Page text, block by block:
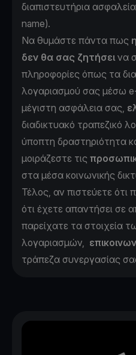
διαπιστευτήρια
name).
Να θυμάστε πάντα πως
δεν θα σας ζητήσεινα
πληροφορίες όπως τα
λογαριασμού σας μέσω
μέγιστη ασφάλεια σας,
διαδικτυακό τραπεζικό
ύποπτη δραστηριότητα
μοιράζεστε τις
στα μέσα κοινωνικής
Τέλος, αν πιστεύετε ότι
ότι έχετε απαντήσει σε
παρείχατε τα στοιχεία
λογαριασμών,
τράπεζα συνεργασίας